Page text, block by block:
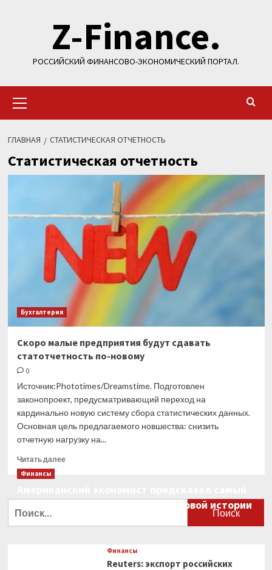
содержимомуZ-Finance.
РОССИЙСКИЙ ФИНАНСОВО-ЭКОНОМИЧЕСКИЙ ПОРТАЛ.
меню
ГЛАВНАЯ СТАТИСТИЧЕСКАЯ ОТЧЕТНОСТЬ
Статистическая отчетность
Бухгалтерия
Скоро малые предприятия будут сдавать
статотчетность по-новому
0
Источник:Phototimes/Dreamstime. Подготовлен
законопроект, предусматривающий переход на
кардинально новую систему сбора статистических данных.
Основная цель предлагаемого новшества: снизить
отчетную нагрузку на...
Читать далееПрочитать
будут
статотчетность
Финансы
большой финансовый крах в мировой истории
Финансы
Reuters: экспорт российских